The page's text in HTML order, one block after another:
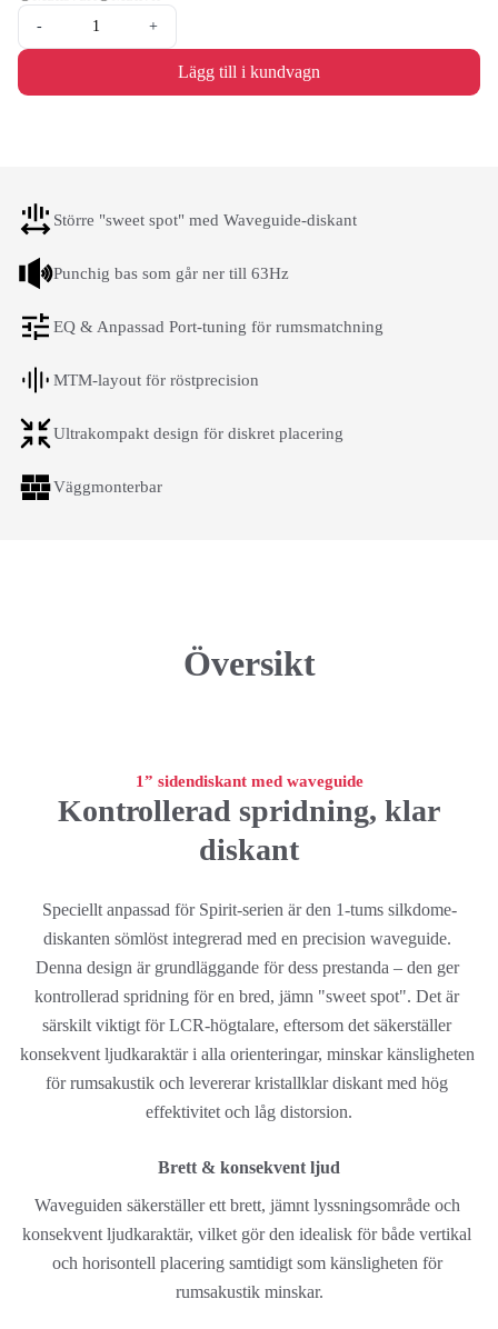
- +
Lägg till i kundvagn
Större "sweet spot" med Waveguide-diskant
Punchig bas som går ner till 63Hz
EQ & Anpassad Port-tuning för rumsmatchning
MTM-layout för röstprecision
Ultrakompakt design för diskret placering
Väggmonterbar
Översikt
1” sidendiskant med waveguide
Kontrollerad spridning, klar
diskant
Speciellt anpassad för Spirit-serien är den 1-tums silkdome-
diskanten sömlöst integrerad med en precision waveguide.
Denna design är grundläggande för dess prestanda – den ger
kontrollerad spridning för en bred, jämn "sweet spot". Det är
särskilt viktigt för LCR-högtalare, eftersom det säkerställer
konsekvent ljudkaraktär i alla orienteringar, minskar känsligheten
för rumsakustik och levererar kristallklar diskant med hög
effektivitet och låg distorsion.
Brett & konsekvent ljud
Waveguiden säkerställer ett brett, jämnt lyssningsområde och
konsekvent ljudkaraktär, vilket gör den idealisk för både vertikal
och horisontell placering samtidigt som känsligheten för
rumsakustik minskar.